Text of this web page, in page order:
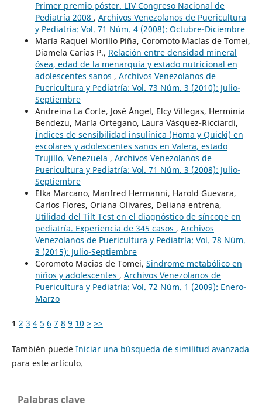
Primer premio póster. LIV Congreso Nacional de
Pediatría 2008 , Archivos Venezolanos de Puericultura
y Pediatría: Vol. 71 Núm. 4 (2008): Octubre-Diciembre
María Raquel Morillo Piña, Coromoto Macías de Tomei,
Diamela Carías P., Relación entre densidad mineral
ósea, edad de la menarquia y estado nutricional en
adolescentes sanos , Archivos Venezolanos de
Puericultura y Pediatría: Vol. 73 Núm. 3 (2010): Julio-
Septiembre
Andreina La Corte, José Ángel, Elcy Villegas, Herminia
Bendezu, María Ortegano, Laura Vásquez-Ricciardi,
Índices de sensibilidad insulínica (Homa y Quicki) en
escolares y adolescentes sanos en Valera, estado
Trujillo. Venezuela , Archivos Venezolanos de
Puericultura y Pediatría: Vol. 71 Núm. 3 (2008): Julio-
Septiembre
Elka Marcano, Manfred Hermanni, Harold Guevara,
Carlos Flores, Oriana Olivares, Deliana entrena,
Utilidad del Tilt Test en el diagnóstico de síncope en
pediatría. Experiencia de 345 casos , Archivos
Venezolanos de Puericultura y Pediatría: Vol. 78 Núm.
3 (2015): Julio-Septiembre
Coromoto Macias de Tomei, Sindrome metabólico en
niños y adolescentes , Archivos Venezolanos de
Puericultura y Pediatría: Vol. 72 Núm. 1 (2009): Enero-
Marzo
1 2 3 4 5 6 7 8 9 10 > >>
También puede Iniciar una búsqueda de similitud avanzada
para este artículo.
Palabras clave